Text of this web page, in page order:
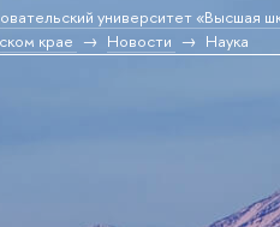
университет «Высшая
крае
Новости Наука